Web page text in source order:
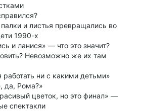
и листья превращались во
1990-х
и ланися» — что это значит?
Невозможно же их там
работать ни с какими детьми»
да, Рома?»
цветок, но это финал» —
спектакли